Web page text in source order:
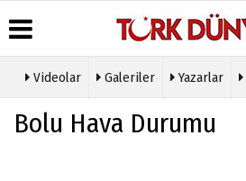
Haber
Durumu
Videolar Galeriler Yazarlar
Bolu Hava Durumu